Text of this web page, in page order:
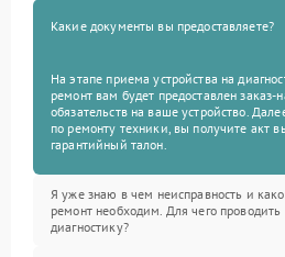
Какие документы вы предоставляете?
На этапе приема устройства на
ремонт вам будет предоставлен заказ-
обязательств на ваше устройство.
по ремонту техники, вы получите акт
гарантийный талон.
Я уже знаю в чем неисправность и
ремонт необходим. Для чего проводить
диагностику?